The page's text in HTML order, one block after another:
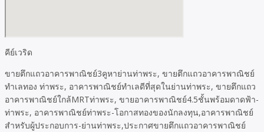
คีย์เวริด
ขายตึกแถวอาคารพาณิชย์3คูหาย่านท่าพระ, ขายตึกแถวอาคารพาณิชย์
ทำเลทอง ท่าพระ, อาคารพาณิชย์ทำเลดีที่สุดในย่านท่าพระ, ขายตึกแถว
อาคารพาณิชย์ใกล้MRTท่าพระ, ขายอาคารพาณิชย์4.5ชั้นพร้อมดาดฟ้า-
ท่าพระ, อาคารพาณิชย์ท่าพระ-โอกาสทองของนักลงทุน,อาคารพาณิชย์
สำหรับผู้ประกอบการ-ย่านท่าพระ,ประกาศขายตึกแถวอาคารพาณิชย์